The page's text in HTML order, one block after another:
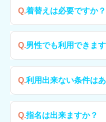
A.可能でございます。施術後に個室事にある鏡で髪の毛の
Q.着替えは必要ですか？
A.必要ございません。
Q.男性でも利用できま
A.勿論大歓迎です！当
Q.利用出来ない条件は
A.・首の病気（脊髄炎）
Q.指名は出来ますか？